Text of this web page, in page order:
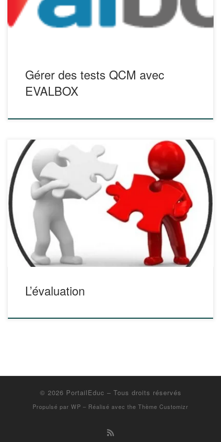
générez simplement vos QCM par tirage au sort à partir de
banques de questions, ou manuellement en […]
Gérer des tests QCM avec
EVALBOX
Introduction L’évaluation est une appréciation de l’activité
didactique qui doit permettre de vérifier si les capacités sont
acquises. L’évaluation est d’abord un moyen de suivre les
progrès : une formation a des objectifs à atteindre ;
l’évaluation permet de situer les apprenants vis-à-vis de
ceux-ci. Cela permet de motiver les élèves, […]
L’évaluation
© 2026 PortailEduc – Tous droits réservés
Propulsé par WP – Réalisé avec the Thème Customizr